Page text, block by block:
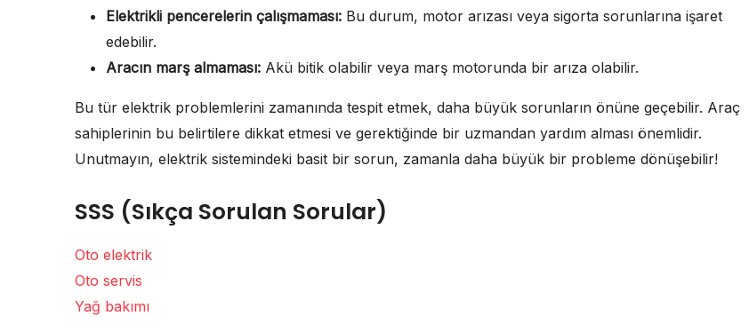
Elektrikli pencerelerin çalışmaması: Bu durum, motor arızası veya sigorta sorunlarına işaret
edebilir.
Aracın marş almaması: Akü bitik olabilir veya marş motorunda bir arıza olabilir.
Bu tür elektrik problemlerini zamanında tespit etmek, daha büyük sorunların önüne geçebilir. Araç
sahiplerinin bu belirtilere dikkat etmesi ve gerektiğinde bir uzmandan yardım alması önemlidir.
Unutmayın, elektrik sistemindeki basit bir sorun, zamanla daha büyük bir probleme dönüşebilir!
SSS (Sıkça Sorulan Sorular)
Oto elektrik
Oto servis
Yağ bakımı